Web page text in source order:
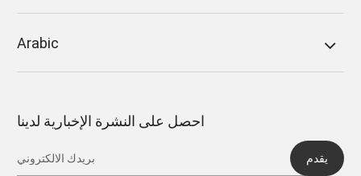
Arabic
احصل على النشرة الإخبارية لدينا
يقدم